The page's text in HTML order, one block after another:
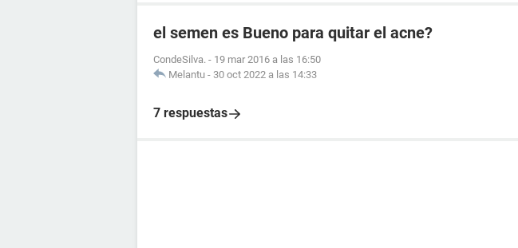
el semen es Bueno para quitar el acne?
CondeSilva. - 19 mar 2016 a las 16:50
Melantu - 30 oct 2022 a las 14:33
7 respuestas